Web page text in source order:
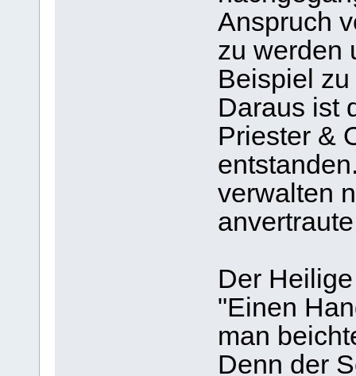
Anspruch
zu werden
Beispiel
Daraus ist
Priester &
verwalten
Der
"Einen
man
Denn der